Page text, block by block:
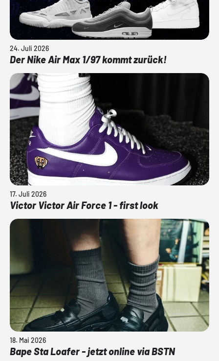
24. Juli 2026
Der Nike Air Max 1/97 kommt zurück!
17. Juli 2026
Victor Victor Air Force 1 - first look
18. Mai 2026
Bape Sta Loafer - jetzt online via BSTN